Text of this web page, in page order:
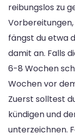
reibungslos zu
fängst du etwa
damit an. Falls
6-8 Wochen
Wochen vor
Zuerst solltest
kündigen und
unterzeichnen.